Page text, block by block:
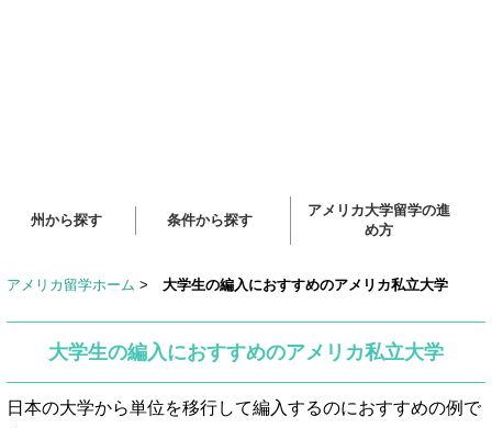
州から探す 条件から探す
アメリカ大学留学の進
め方
アメリカ留学ホーム > 大学生の編入におすすめのアメリカ私立大学
大学生の編入におすすめのアメリカ私立大学
日本の大学から単位を移行して編入するのにおすすめの例で